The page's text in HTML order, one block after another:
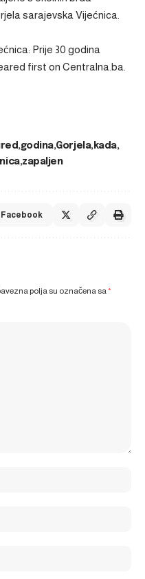
sarajevska Vijećnica.
Prije 30 godina
first on Centralna.ba
godina Gorjela kada
zapaljen
Facebook
polja su označena sa*